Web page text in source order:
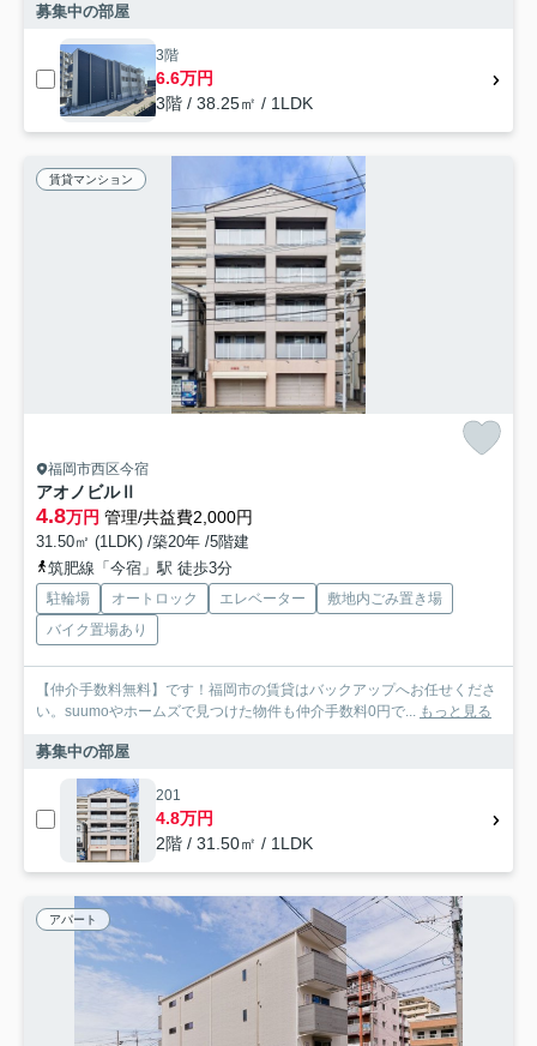
募集中の部屋
3階
6.6万円
3階 / 38.25㎡ / 1LDK
賃貸マンション
福岡市西区今宿
アオノビルⅡ
4.8万円 管理/共益費2,000円
31.50㎡ (1LDK) /築20年 /5階建
筑肥線「今宿」駅 徒歩3分
駐輪場 オートロック エレベーター
敷地内ごみ置き場
バイク置場あり
【仲介手数料無料】です！福岡市の賃貸はバックアップへお任せくださ
い。suumoやホームズで見つけた物件も仲介手数料0円で...
もっと見る
募集中の部屋
201
4.8万円
2階 / 31.50㎡ / 1LDK
アパート